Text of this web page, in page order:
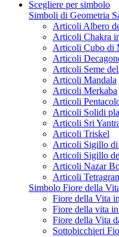
Scegliere per simbolo
Simboli di Geometria
Articoli Albero
Articoli Chakra
Articoli Cubo di
Articoli
Articoli Seme
Articoli Mandala
Articoli Merkaba
Articoli
Articoli Solidi
Articoli Sri
Articoli Triskel
Articoli Sigillo di
Articoli Sigillo
Articoli Nazar
Articoli
Simbolo Fiore della
Fiore della Vita
Fiore della vita
Fiore della Vita
Sottobicchieri